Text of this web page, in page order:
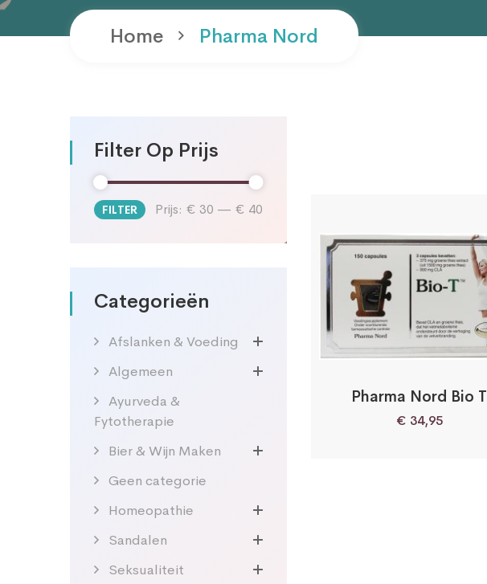
Home Pharma Nord
Filter Op Prijs
Min.
Max.
FILTER Prijs: € 30 — € 40
Categorieën
Afslanken & Voeding
Algemeen
Ayurveda &
Fytotherapie
Bier & Wijn Maken
Geen categorie
Homeopathie
Sandalen
Seksualiteit
Pharma Nord Bio T
€ 34,95